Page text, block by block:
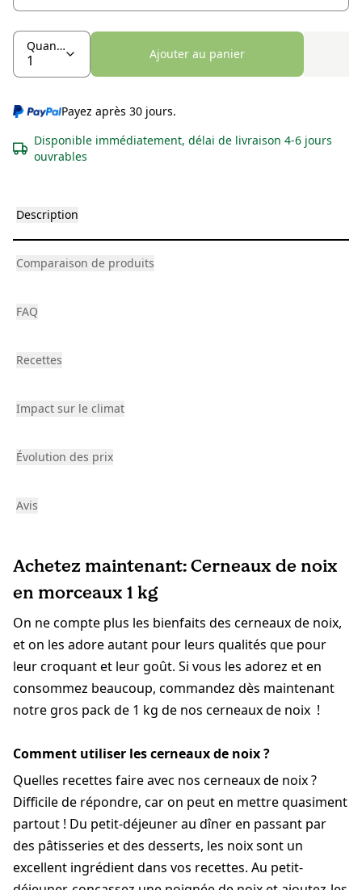
Quantité
Ajouter au panier
Payez après 30 jours.
Disponible immédiatement, délai de livraison 4-6 jours
ouvrables
Description
Comparaison de produits
FAQ
Recettes
Impact sur le climat
Évolution des prix
Avis
Achetez maintenant: Cerneaux de noix
en morceaux 1 kg
On ne compte plus les bienfaits des cerneaux de noix,
et on les adore autant pour leurs qualités que pour
leur croquant et leur goût. Si vous les adorez et en
consommez beaucoup, commandez dès maintenant
notre gros pack de 1 kg de nos cerneaux de noix !
Comment utiliser les cerneaux de noix ?
Quelles recettes faire avec nos cerneaux de noix ?
Difficile de répondre, car on peut en mettre quasiment
partout ! Du petit-déjeuner au dîner en passant par
des pâtisseries et des desserts, les noix sont un
excellent ingrédient dans vos recettes. Au petit-